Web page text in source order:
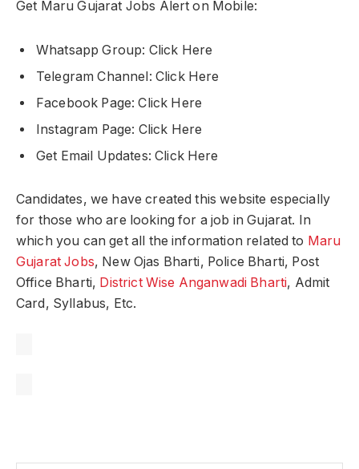
Get Maru Gujarat Jobs Alert on Mobile:
Whatsapp Group: Click Here
Telegram Channel: Click Here
Facebook Page: Click Here
Instagram Page: Click Here
Get Email Updates: Click Here
Candidates, we have created this website especially
for those who are looking for a job in Gujarat. In
which you can get all the information related to Maru
Gujarat Jobs, New Ojas Bharti, Police Bharti, Post
Office Bharti, District Wise Anganwadi Bharti, Admit
Card, Syllabus, Etc.